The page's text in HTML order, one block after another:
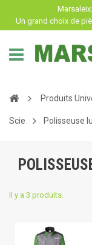
Un grand choix de
Produits
Scie Polisseuse
Il y a 3 produits.
Panneau de gestion des